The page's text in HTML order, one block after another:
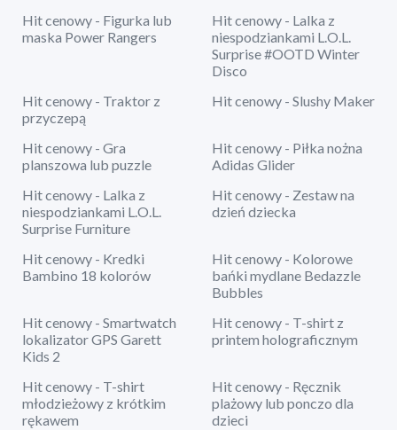
Hit cenowy - Figurka lub
maska Power Rangers
Hit cenowy - Lalka z
niespodziankami L.O.L.
Surprise #OOTD Winter
Disco
Hit cenowy - Traktor z
przyczepą
Hit cenowy - Slushy Maker
Hit cenowy - Gra
planszowa lub puzzle
Hit cenowy - Piłka nożna
Adidas Glider
Hit cenowy - Lalka z
niespodziankami L.O.L.
Surprise Furniture
Hit cenowy - Zestaw na
dzień dziecka
Hit cenowy - Kredki
Bambino 18 kolorów
Hit cenowy - Kolorowe
bańki mydlane Bedazzle
Bubbles
Hit cenowy - Smartwatch
lokalizator GPS Garett
Kids 2
Hit cenowy - T-shirt z
printem holograficznym
Hit cenowy - T-shirt
młodzieżowy z krótkim
rękawem
Hit cenowy - Ręcznik
plażowy lub ponczo dla
dzieci